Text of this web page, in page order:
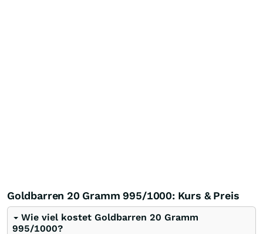
Goldbarren 20 Gramm 995/1000: Kurs & Preis
Wie viel kostet Goldbarren 20 Gramm
995/1000?